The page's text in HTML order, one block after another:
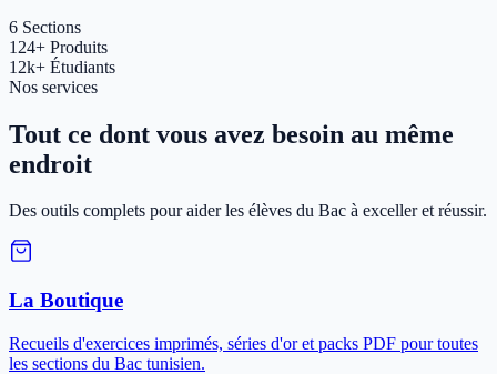
6 Sections
124+ Produits
12k+ Étudiants
Nos services
Tout ce dont vous avez besoin au même
endroit
Des outils complets pour aider les élèves du Bac à exceller et réussir.
La Boutique
Recueils d'exercices imprimés, séries d'or et packs PDF pour toutes
les sections du Bac tunisien.